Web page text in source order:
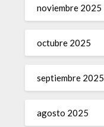
noviembre 2025
octubre 2025
septiembre 2025
agosto 2025